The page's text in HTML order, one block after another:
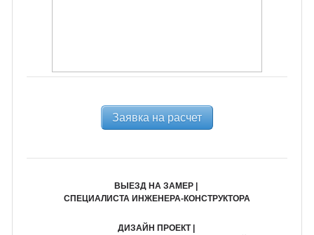
Заявка на расчет
ВЫЕЗД НА ЗАМЕР |
СПЕЦИАЛИСТА ИНЖЕНЕРА-КОНСТРУКТОРА
ДИЗАЙН ПРОЕКТ |